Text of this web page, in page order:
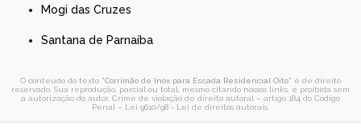
Mogi das Cruzes
Santana de Parnaíba
O conteúdo do texto "Corrimão de Inox para Escada Residencial Oito" é de direito
reservado. Sua reprodução, parcial ou total, mesmo citando nossos links, é proibida sem
a autorização do autor. Crime de violação de direito autoral – artigo 184 do Código
Penal – Lei 9610/98 - Lei de direitos autorais.